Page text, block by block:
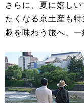
さらに、夏に嬉し
たくなる京土産も
趣を味わう旅へ、一